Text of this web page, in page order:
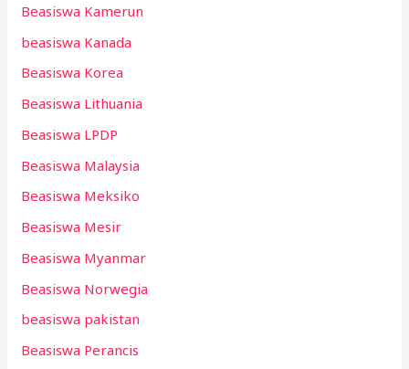
Beasiswa Kamerun
beasiswa Kanada
Beasiswa Korea
Beasiswa Lithuania
Beasiswa LPDP
Beasiswa Malaysia
Beasiswa Meksiko
Beasiswa Mesir
Beasiswa Myanmar
Beasiswa Norwegia
beasiswa pakistan
Beasiswa Perancis